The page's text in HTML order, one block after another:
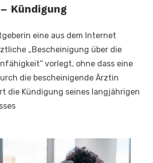
Kündigung
eine aus dem Internet
„Bescheinigung über die
vorlegt, ohne dass eine
die bescheinigende Ärztin
die Kündigung seines langjährigen